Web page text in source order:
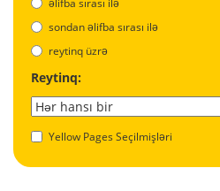
sondan əlifba sırası ilə
reytinq üzrə
Reytinq:
Yellow Pages Seçilmişləri